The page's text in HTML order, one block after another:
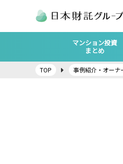
マンション投資
まとめ
TOP 事例紹介・オーナ